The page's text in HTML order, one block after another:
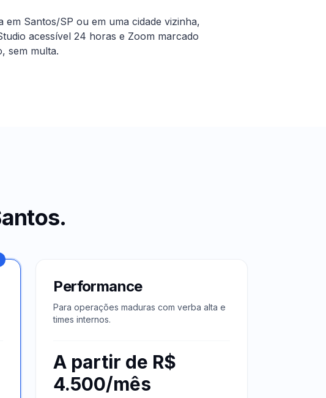
em Santos/SP ou em uma cidade vizinha,
acessível 24 horas e Zoom marcado
sem multa.
.
Performance
Para operações maduras com verba alta e
times internos.
A partir de R$
4.500/mês